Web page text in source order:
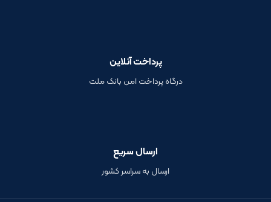
پرداخت آنلاین
درگاه پرداخت امن بانک ملت
ارسال سریع
ارسال به سراسر کشور